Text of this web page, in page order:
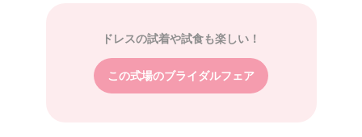
ドレスの試着や試食も楽しい！
この式場のブライダルフェア